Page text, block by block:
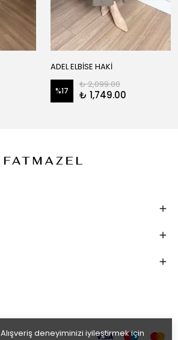
Alışveriş deneyiminizi iyileştirmek için
ADEL ELBİSE HAKİ
%17
₺ 2,099.00
₺ 1,749.00